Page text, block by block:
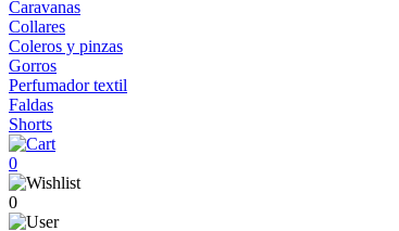
Caravanas
Collares
Coleros y pinzas
Gorros
Perfumador textil
Faldas
Shorts
0
0